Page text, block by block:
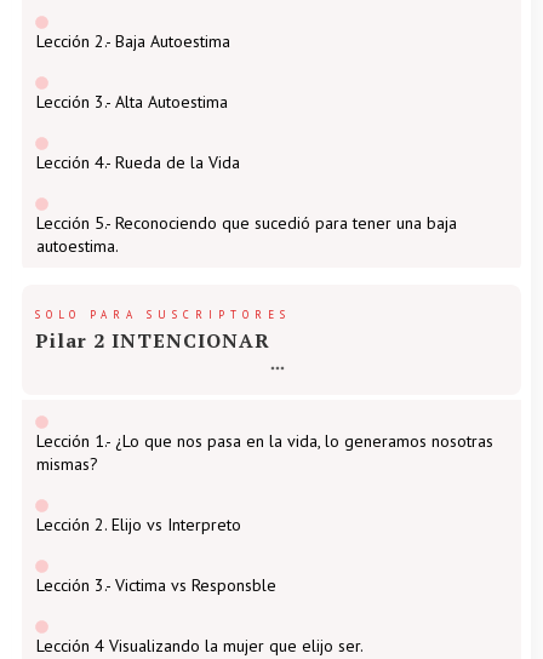
Lección 2.- Baja Autoestima
Lección 3.- Alta Autoestima
Lección 4.- Rueda de la Vida
Lección 5.- Reconociendo que sucedió para tener una baja
autoestima.
SOLO PARA SUSCRIPTORES
Pilar 2 INTENCIONAR
Lección 1.- ¿Lo que nos pasa en la vida, lo generamos nosotras
mismas?
Lección 2. Elijo vs Interpreto
Lección 3.- Victima vs Responsble
Lección 4 Visualizando la mujer que elijo ser.